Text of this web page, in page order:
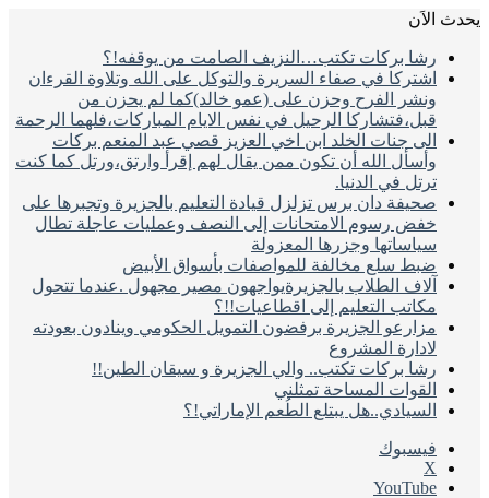
يحدث الاَن
رشا بركات تكتب…النزيف الصامت من يوقفه!؟
اشتركا في صفاء السريرة والتوكل على الله وتلاوة القرءان
ونشر الفرح وحزن على (عمو خالد)كما لم يحزن من
قبل،فتشاركا الرحيل في نفس الايام المباركات،فلهما الرحمة
الى جنات الخلد ابن اخي العزيز قصي عبد المنعم بركات
وأسأل الله أن تكون ممن يقال لهم إقرأ وارتق،ورتل كما كنت
ترتل في الدنيا.
صحيفة دان برس تزلزل قيادة التعليم بالجزيرة وتجبرها على
خفض رسوم الامتحانات إلى النصف وعمليات عاجلة تطال
سياساتها وجزرها المعزولة
ضبط سلع مخالفة للمواصفات بأسواق الأبيض
آلاف الطلاب بالجزيرةيواجهون مصير مجهول .عندما تتحول
مكاتب التعليم إلى اقطاعيات!!؟
مزارعو الجزيرة برفضون التمويل الحكومي وينادون بعودته
لادارة المشروع
رشا بركات تكتب.. والي الجزيرة و سيقان الطين!!
القوات المساحة تمثلني
السيادي..هل يبتلع الطُعم الإماراتي!؟
فيسبوك
‫X
‫YouTube